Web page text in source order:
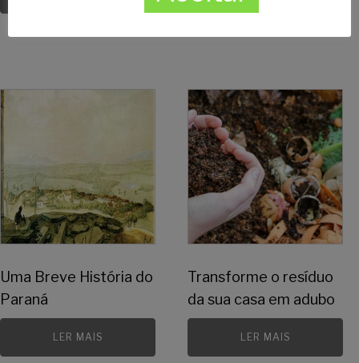
Uma Breve História do
Paraná
LER MAIS
Transforme o resíduo
da sua casa em adubo
LER MAIS